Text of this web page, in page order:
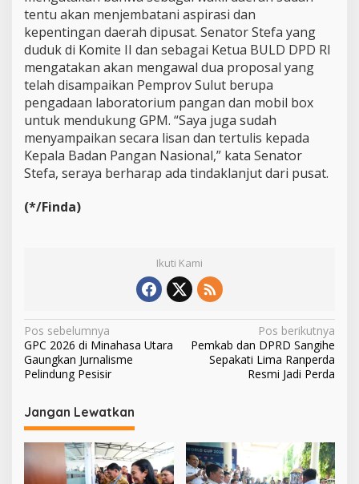
tentu akan menjembatani aspirasi dan
kepentingan daerah dipusat. Senator Stefa yang
duduk di Komite II dan sebagai Ketua BULD DPD RI
mengatakan akan mengawal dua proposal yang
telah disampaikan Pemprov Sulut berupa
pengadaan laboratorium pangan dan mobil box
untuk mendukung GPM. “Saya juga sudah
menyampaikan secara lisan dan tertulis kepada
Kepala Badan Pangan Nasional,” kata Senator
Stefa, seraya berharap ada tindaklanjut dari pusat.
(*/Finda)
Ikuti Kami
N
a
v
i
g
a
s
Pos sebelumnya
GPC 2026 di Minahasa Utara
Gaungkan Jurnalisme
Pelindung Pesisir
Pos berikutnya
Pemkab dan DPRD Sangihe
Sepakati Lima Ranperda
Resmi Jadi Perda
Jangan Lewatkan